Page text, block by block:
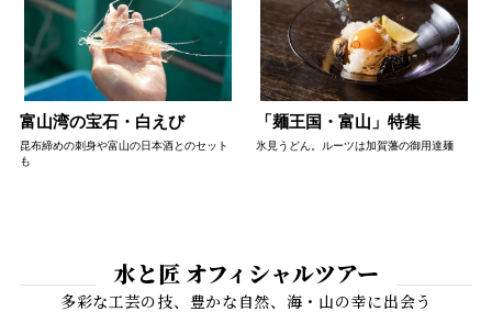
富山湾の宝石・白えび
昆布締めの刺身や富山の日本酒とのセット
も
「麺王国・富山」特集
氷見うどん。ルーツは加賀藩の御用達麺
水と匠 オフィシャルツアー